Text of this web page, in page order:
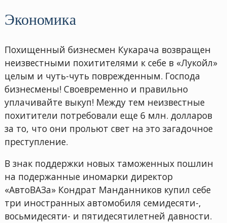
Экономика
Похищенный бизнесмен Кукарача возвращен
неизвестными похитителями к себе в «Лукойл»
целым и чуть-чуть поврежденным. Господа
бизнесмены! Своевременно и правильно
уплачивайте выкуп! Между тем неизвестные
похитители потребовали еще 6 млн. долларов
за то, что они прольют свет на это загадочное
преступление.
В знак поддержки новых таможенных пошлин
на подержанные иномарки директор
«АвтоВАЗа» Кондрат Манданников купил себе
три иностранных автомобиля семидесяти-,
восьмидесяти- и пятидесятилетней давности.